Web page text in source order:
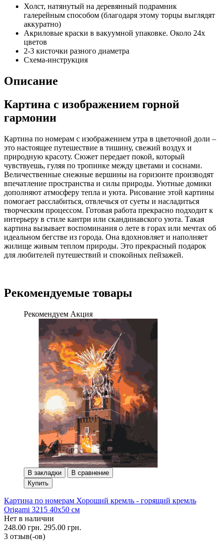
Холст, натянутый на деревянный подрамник
галерейным способом (благодаря этому торцы выглядят
аккуратно)
Акриловые краски в вакуумной упаковке. Около 24х
цветов
2-3 кисточки разного диаметра
Схема-инструкция
Описание
Картина с изображением горной
гармонии
Картина по номерам с изображением утра в цветочной доли –
это настоящее путешествие в тишину, свежий воздух и
природную красоту. Сюжет передает покой, который
чувствуешь, гуляя по тропинке между цветами и соснами.
Величественные снежные вершины на горизонте производят
впечатление пространства и силы природы. Уютные домики
дополняют атмосферу тепла и уюта. Рисование этой картины
помогает расслабиться, отвлечься от суеты и насладиться
творческим процессом. Готовая работа прекрасно подходит к
интерьеру в стиле кантри или скандинавского уюта. Такая
картина вызывает воспоминания о лете в горах или мечтах об
идеальном бегстве из города. Она вдохновляет и наполняет
жилище живым теплом природы. Это прекрасный подарок
для любителей путешествий и спокойных пейзажей.
Рекомендуемые товары
Рекомендуем Акция
В закладки
В сравнение
Купить
Картина по номерам Хороший кремль - горящий кремль
Origami 3215 40x50 см
Нет в наличии
248.00 грн. 295.00 грн.
3 отзыв(-ов)